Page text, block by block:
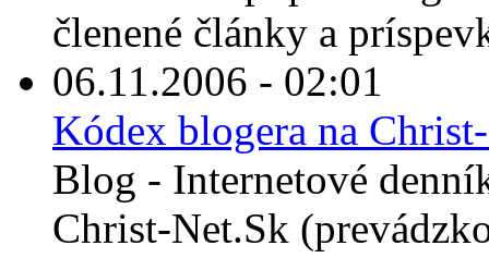
členené články a
06.11.2006 - 02:01
Kódex blogera na
Blog - Internetové
Christ-Net.Sk